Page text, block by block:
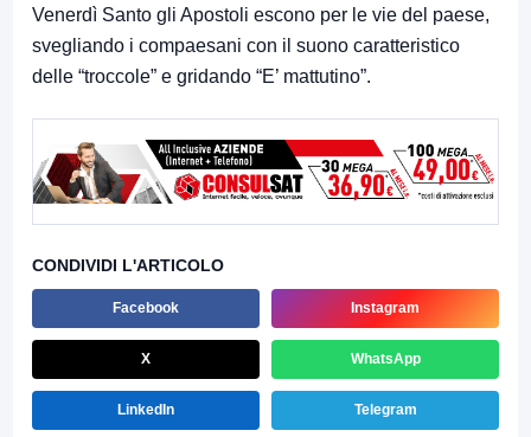
Venerdì Santo gli Apostoli escono per le vie del paese,
svegliando i compaesani con il suono caratteristico
delle “troccole” e gridando “E’ mattutino”.
CONDIVIDI L'ARTICOLO
Facebook Instagram
X WhatsApp
LinkedIn Telegram